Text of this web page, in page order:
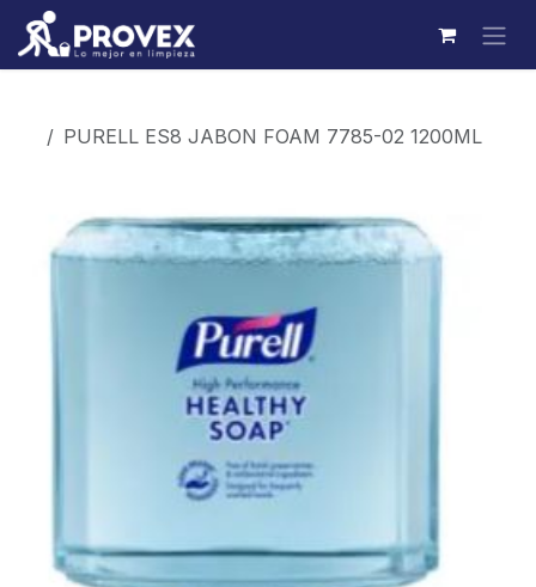
Ir al contenido
PURELL ES8 JABON FOAM 7785-02 1200ML